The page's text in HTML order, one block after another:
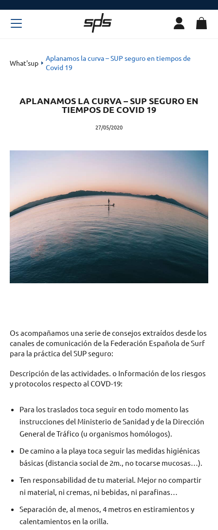
What'sup
Aplanamos la curva – SUP seguro en tiempos de
Covid 19
APLANAMOS LA CURVA – SUP SEGURO EN
TIEMPOS DE COVID 19
27/05/2020
Os acompañamos una serie de consejos extraídos desde los
canales de comunicación de la Federación Española de Surf
para la práctica del SUP seguro:
Descripción de las actividades. o Información de los riesgos
y protocolos respecto al COVD-19:
Para los traslados toca seguir en todo momento las
instrucciones del Ministerio de Sanidad y de la Dirección
General de Tráfico (u organismos homólogos).
De camino a la playa toca seguir las medidas higiénicas
básicas (distancia social de 2m., no tocarse mucosas…).
Ten responsabilidad de tu material. Mejor no compartir
ni material, ni cremas, ni bebidas, ni parafinas…
Separación de, al menos, 4 metros en estiramientos y
calentamientos en la orilla.